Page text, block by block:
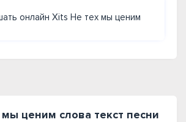
онлайн Xits Не тех мы ценим
ценим слова текст песни